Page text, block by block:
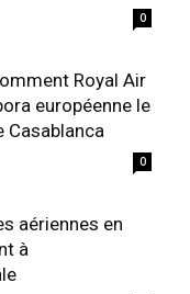
0
Royal Air
européenne le
Casablanca
0
aériennes en
à